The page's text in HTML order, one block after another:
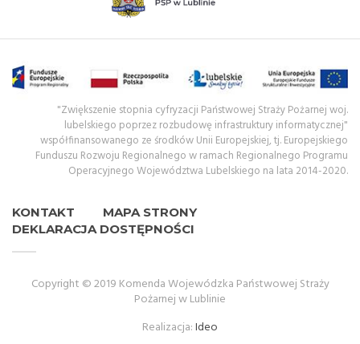
KONTAKT
MAPA STRONY
DEKLARACJA DOSTĘPNOŚCI
Copyright © 2019 Komenda Wojewódzka Państwowej Straży
Pożarnej w Lublinie
Realizacja:Ideo
"Zwiększenie stopnia cyfryzacji Państwowej Straży Pożarnej woj.
lubelskiego poprzez rozbudowę infrastruktury informatycznej"
współfinansowanego ze środków Unii Europejskiej, tj. Europejskiego
Funduszu Rozwoju Regionalnego w ramach Regionalnego Programu
Operacyjnego Województwa Lubelskiego na lata 2014-2020.